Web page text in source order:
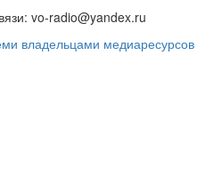
vo-radio@yandex.ru
владельцами медиаресурсов